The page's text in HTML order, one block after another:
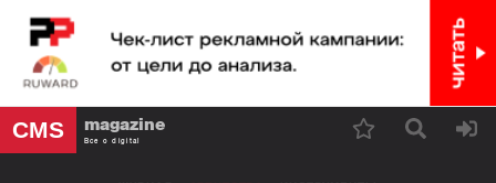
CMS magazine
Все о digital